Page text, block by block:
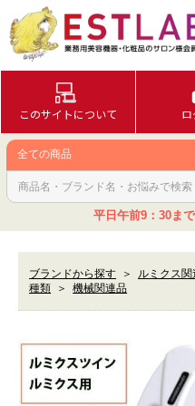
このサイトについて ロ
平日午前9：30まで
ブランドから探す ＞ ルミクス関
種類
＞ 機械関連品